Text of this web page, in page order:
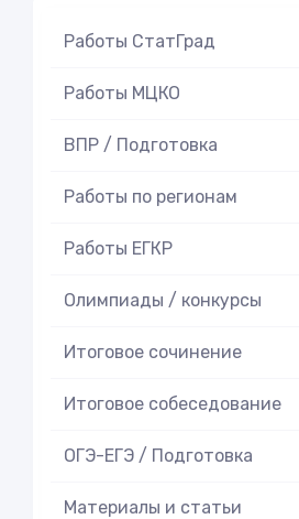
Работы СтатГрад
Работы МЦКО
ВПР / Подготовка
Работы по регионам
Работы ЕГКР
Олимпиады / конкурсы
Итоговое cочинение
Итоговое cобеседование
ОГЭ-ЕГЭ / Подготовка
Материалы и статьи